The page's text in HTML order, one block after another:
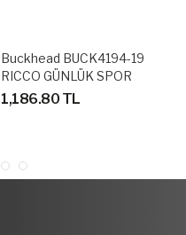
Buckhead BUCK4194-19
RICCO GÜNLÜK SPOR
AYAKKABI
1,186.80 TL